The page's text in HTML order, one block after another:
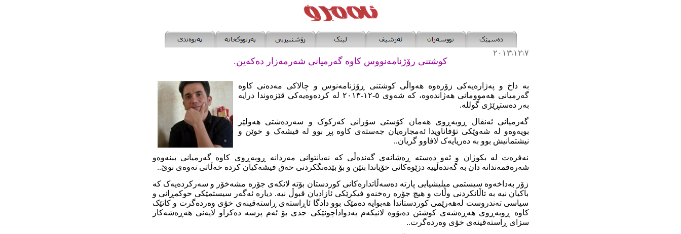
٧\١٢\٢٠١٣
کوشتنی رۆژنامەنووس کاوە گەرمیانی شەرمەزار دەکەین.
بە داخ و پەژارەیەکی زۆرەوە ھەواڵی کوشتنی ڕۆژنامەنوس و چالاکی مەدەنی کاوە
گەرمیانی ھەموومانی ھەژاندەوە، کە شەوی ٥-١٢-٢٠١٣ لە کردەوەیەکی قێزەوندا درایە
بەر دەستڕێژی گوللە.
گەرمیانی ئەنفال ڕوبەڕوی هەمان کۆستی سۆرانی کەرکوک و سەردەشتی هەولێر
بویەوەو لە شەوێکی تۆفاناویدا ئەمجارەیان جەستەی کاوە پڕ بوو لە فیشەک و خوێن و
نیشتمانیش بوو بە دەریایەک لافاوو گریان..
نەفرەت لە بکوژان و ئەو دەستە ڕەشانەی گەندەڵی کە نەیانتوانی مەردانە ڕوبەڕوی کاوە گەرمیانی ببنەوەو
شەرەفمەندانە دان بە گەندەڵییە دزێوەکانی خۆیاندا بنێن و بۆ بێدەنگکردنی حەق فیشەکیان کردە خەڵاتی نەوەی نوێ..
زۆر بەداخەوە سیستمی میلیشیایی پارتە دەسەڵاتدارەکانی کوردستان بۆتە لانکەی جۆرە مشەخۆر و سەرکردەیەک کە
باکیان نیە بە تاڵانکردنی وڵات و هیچ جۆرە رەخنەو فیکرێکی ئازادیان قبوڵ نیە. دیارە ئەگەر سیستمێکی حوکمڕانى و
سیاسی تەندروست لەهەرێمى کوردستاندا هەبوایە دەمێک بوو دادگا ئاڕاستەی ڕاستەقینەی خۆى وەردەگرت و کاتێک
کاوە ڕوبەڕوی هەڕەشەی کوشتن دەبۆوە لانیکەم بەدواداچونێکی جدی بۆ ئەم پرسە دەکراو لایەنی هەڕەشەکار
سزای ڕاستەقینەی خۆی وەردەگرت..